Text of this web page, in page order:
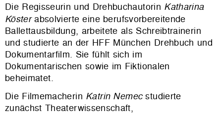
Die Regisseurin und Drehbuchautorin Katharina
Köster absolvierte eine berufsvorbereitende
Ballettausbildung, arbeitete als Schreibtrainerin
und studierte an der HFF München Drehbuch und
Dokumentarfilm. Sie fühlt sich im
Dokumentarischen sowie im Fiktionalen
beheimatet.
Die Filmemacherin Katrin Nemecstudierte
zunächst Theaterwissenschaft,